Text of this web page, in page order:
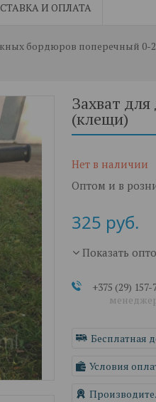
И ОПЛАТА
бордюров поперечный
Захват
(клещи)
Нет в наличии
Оптом и в
325 руб.
Показать
+375 (29) 157-
Бесплатная
Условия